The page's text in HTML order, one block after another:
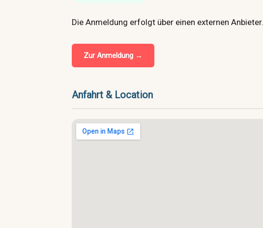
Die Anmeldung erfolgt über einen externen Anbieter.
Zur Anmeldung →
Anfahrt & Location